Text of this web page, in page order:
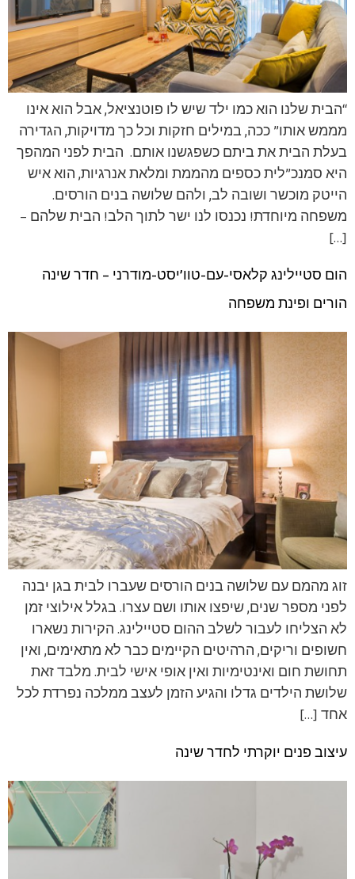
“הבית שלנו הוא כמו ילד שיש לו פוטנציאל, אבל הוא אינו
מממש אותו” ככה, במילים חזקות וכל כך מדויקות, הגדירה
בעלת הבית את ביתם כשפגשנו אותם. הבית לפני המהפך
היא סמנכ”לית כספים מהממת ומלאת אנרגיות, הוא איש
הייטק מוכשר ושובה לב, ולהם שלושה בנים הורסים.
משפחה מיוחדת! נכנסו לנו ישר לתוך הלב! הבית שלהם –
[…]
הום סטיילינג קלאסי-עם-טוו’יסט-מודרני – חדר שינה
הורים ופינת משפחה
זוג מהמם עם שלושה בנים הורסים שעברו לבית בגן יבנה
לפני מספר שנים, שיפצו אותו ושם עצרו. בגלל אילוצי זמן
לא הצליחו לעבור לשלב ההום סטיילינג. הקירות נשארו
חשופים וריקים, הרהיטים הקיימים כבר לא מתאימים, ואין
תחושת חום ואינטימיות ואין אופי אישי לבית. מלבד זאת
שלושת הילדים גדלו והגיע הזמן לעצב ממלכה נפרדת לכל
אחד […]
עיצוב פנים יוקרתי לחדר שינה